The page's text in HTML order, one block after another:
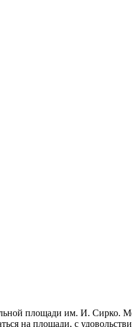
площади им. И. Сирко.
на площади, с